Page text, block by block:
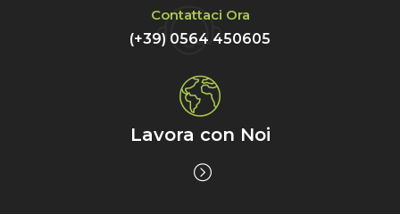
Contattaci Ora
(+39) 0564 450605
Lavora con Noi